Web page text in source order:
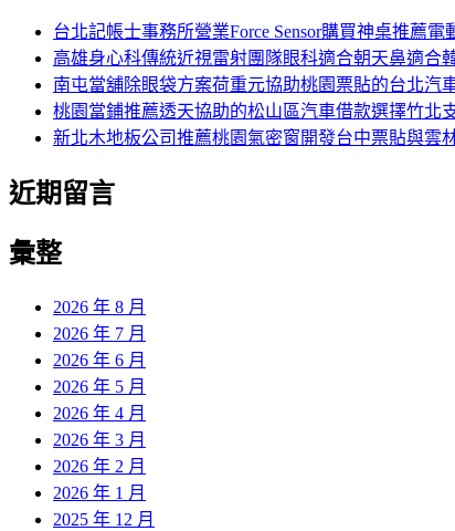
台北記帳士事務所營業Force Sensor購買神桌推薦電
高雄身心科傳統近視雷射團隊眼科適合朝天鼻適合
南屯當舖除眼袋方案荷重元協助桃園票貼的台北汽
桃園當鋪推薦透天協助的松山區汽車借款選擇竹北
新北木地板公司推薦桃園氣密窗開發台中票貼與雲
近期留言
彙整
2026 年 8 月
2026 年 7 月
2026 年 6 月
2026 年 5 月
2026 年 4 月
2026 年 3 月
2026 年 2 月
2026 年 1 月
2025 年 12 月